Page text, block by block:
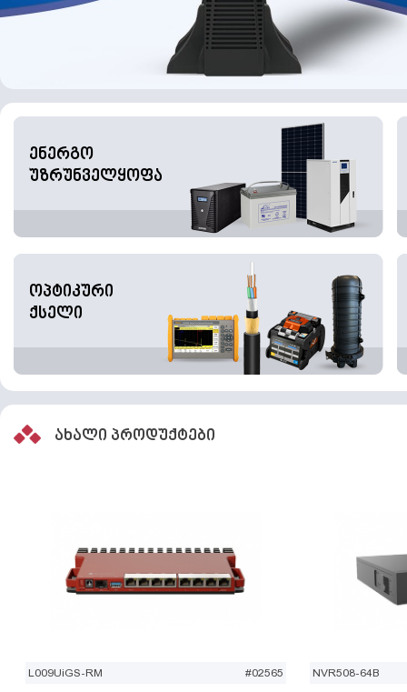
ენერგო
უზრუნველყოფა
ოპტიკური
ქსელი
ახალი პროდუქტები
L009UiGS-RM #02565 NVR508-64B